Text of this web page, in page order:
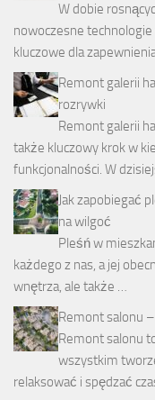
W dobie
nowoczesne
kluczowe dla
Remont galerii
rozrywki
Remont galerii
także kluczowy krok w
funkcjonalności. W
Jak zapobiegać
na wilgoć
Pleśń w
każdego z nas, a jej
wnętrza, ale także …
Remont salonu
Remont salonu
wszystkim
relaksować i spędzać